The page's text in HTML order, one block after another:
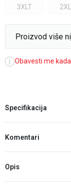
3XLT
Proizvod više
Obavesti me
Specifikacija
Komentari
Opis